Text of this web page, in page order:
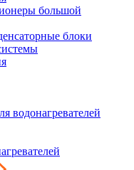
большой
блоки
водонагревателей